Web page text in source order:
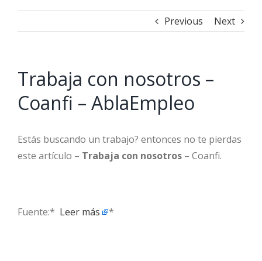
Previous Next
Trabaja con nosotros –
Coanfi – AblaEmpleo
Estás buscando un trabajo? entonces no te pierdas
este artículo – Trabaja con nosotros – Coanfi.
Fuente:* ​ Leer más *